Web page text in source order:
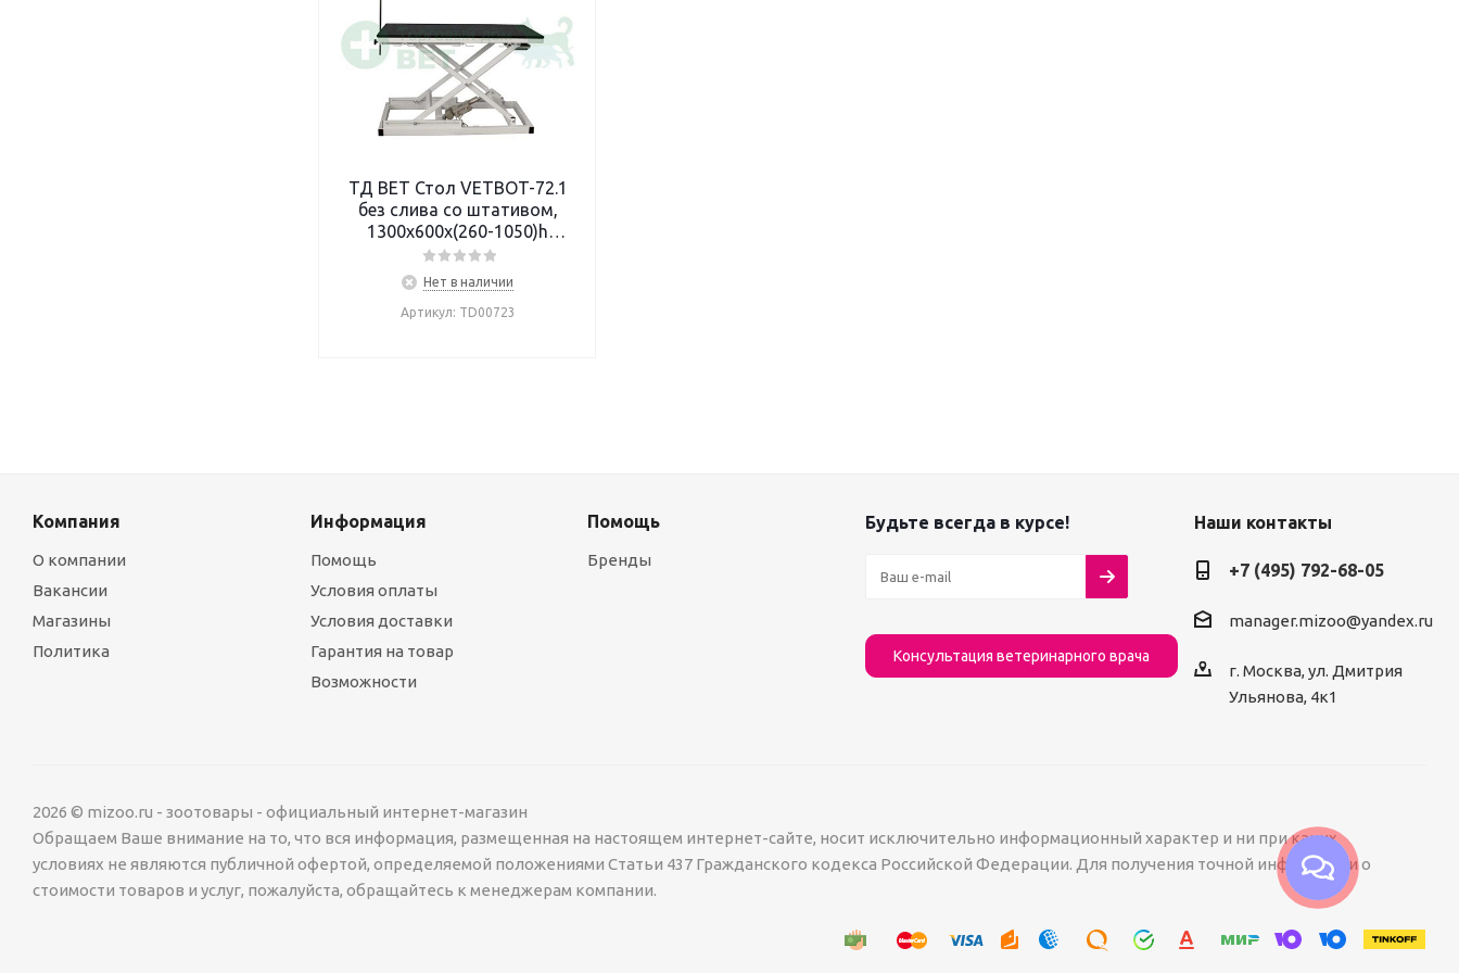
ТД ВЕТ Стол VETBOT-72.1
без слива со штативом,
1300х600х(260-1050)h
(каркас белый, пульт
ручной)
Нет в наличии
Артикул: TD00723
Компания
О компании
Вакансии
Магазины
Политика
Информация
Помощь
Условия оплаты
Условия доставки
Гарантия на товар
Возможности
Помощь
Бренды
Будьте всегда в курсе!
Консультация ветеринарного врача
Наши контакты
+7 (495) 792-68-05
manager.mizoo@yandex.ru
г. Москва, ул. Дмитрия
Ульянова, 4к1
2026 © mizoo.ru - зоотовары - официальный интернет-магазин
Обращаем Ваше внимание на то, что вся информация, размещенная на настоящем интернет-сайте, носит исключительно информационный характер и ни при каких
условиях не являются публичной офертой, определяемой положениями Статьи 437 Гражданского кодекса Российской Федерации. Для получения точной информации о
стоимости товаров и услуг, пожалуйста, обращайтесь к менеджерам компании.